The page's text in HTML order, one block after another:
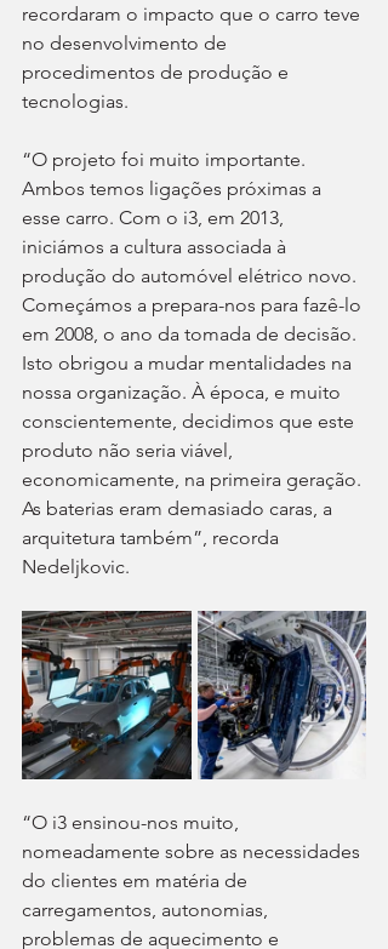
recordaram o impacto que o carro teve
no desenvolvimento de
procedimentos de produção e
tecnologias.
“O projeto foi muito importante.
Ambos temos ligações próximas a
esse carro. Com o i3, em 2013,
iniciámos a cultura associada à
produção do automóvel elétrico novo.
Começámos a prepara-nos para fazê-lo
em 2008, o ano da tomada de decisão.
Isto obrigou a mudar mentalidades na
nossa organização. À época, e muito
conscientemente, decidimos que este
produto não seria viável,
economicamente, na primeira geração.
As baterias eram demasiado caras, a
arquitetura também”, recorda
Nedeljkovic.
“O i3 ensinou-nos muito,
nomeadamente sobre as necessidades
do clientes em matéria de
carregamentos, autonomias,
problemas de aquecimento e